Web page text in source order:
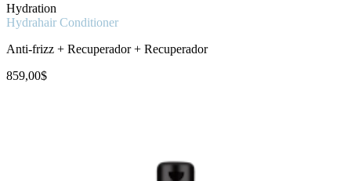
Hydration
Hydrahair Conditioner
Anti-frizz + Recuperador + Recuperador
859,00$